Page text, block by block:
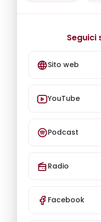
Seguici
Sito web
YouTube
Podcast
Radio
Facebook